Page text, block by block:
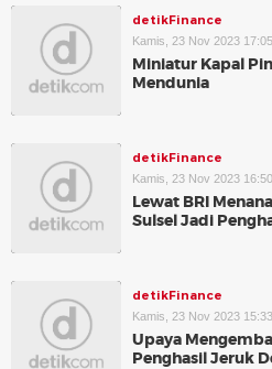
detikFinance
Kamis, 23 Nov 2023
Miniatur Kapal
Mendunia
detikFinance
Kamis, 23 Nov 2023
Lewat BRI
Sulsel Jadi
detikFinance
Kamis, 23 Nov 2023
Upaya
Penghasil Jeruk